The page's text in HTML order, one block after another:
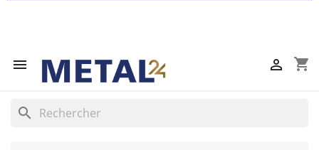
 shopping_cart

search